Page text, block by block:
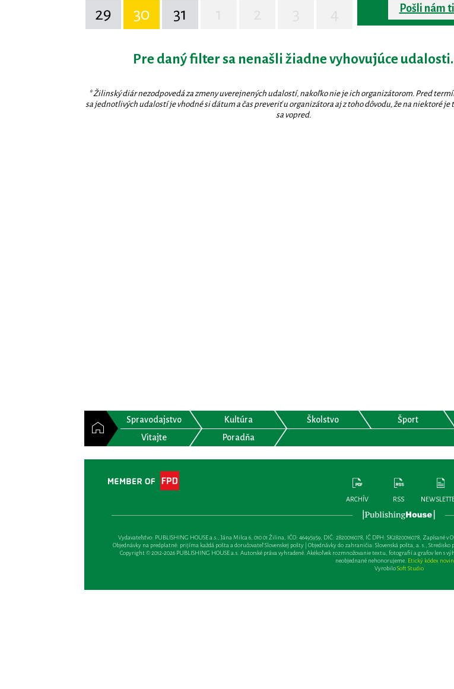
29
30 31 Pošli nám
Pre daný filter sa nenašli žiadne vyhovujúce udalosti.
* Žilinský diár nezodpovedá za zmeny uverejnených udalostí, nakoľko nie je ich organizátorom. Pred
sa jednotlivých udalostí je vhodné si dátum a čas preveriť u organizátora aj z toho dôvodu, že na niektoré
sa vopred.
Spravodajstvo Kultúra Školstvo Šport
Vitajte
Poradňa
ARCHÍV RSS
Vydavateľsťvo: PUBLISHING HOUSE a.s., Jána Milca 6, 010 01 Žilina, IČO: 46495959, DIČ: 2820016078, IČ DPH: SK2820016078, Zapísané
Objednávky na predplatné: prijíma každá pošta a doručovateľ Slovenskej pošty | Objednávky do zahraničia: Slovenská pošta, a. s.,
Copyright © 2012-2026 PUBLISHING HOUSE a.s. Autorské práva vyhradené. Akékoľvek rozmnožovanie textu, fotografií a grafov len s
neobjednané nehonorujeme. Etický kódex
VyrobiloSoft Studio